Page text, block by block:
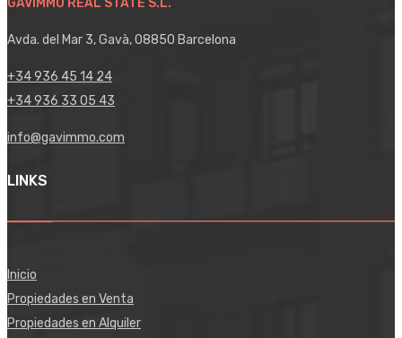
GAVIMMO REAL STATE S.L.
Avda. del Mar 3, Gavà, 08850 Barcelona
+34 936 45 14 24
+34 936 33 05 43
info@gavimmo.com
LINKS
Inicio
Propiedades en Venta
Propiedades en Alquiler